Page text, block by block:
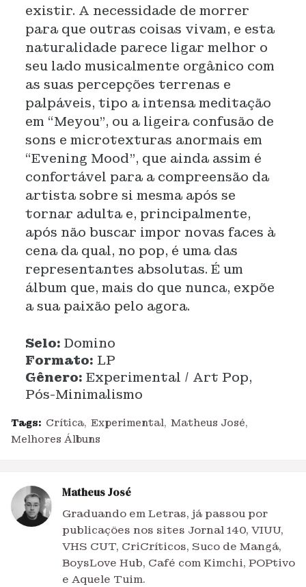
existir. A necessidade de morrer
para que outras coisas vivam, e esta
naturalidade parece ligar melhor o
seu lado musicalmente orgânico com
as suas percepções terrenas e
palpáveis, tipo a intensa meditação
em “Meyou”, ou a ligeira confusão de
sons e microtexturas anormais em
“Evening Mood”, que ainda assim é
confortável para a compreensão da
artista sobre si mesma após se
tornar adulta e, principalmente,
após não buscar impor novas faces à
cena da qual, no pop, é uma das
representantes absolutas. É um
álbum que, mais do que nunca, expõe
a sua paixão pelo agora.
Selo: Domino
Formato: LP
Gênero: Experimental / Art Pop,
Pós-Minimalismo
Tags: Crítica Experimental Matheus José
Melhores Álbuns
Matheus José
Graduando em Letras, já passou por
publicações nos sites Jornal 140, VIUU,
VHS CUT, CriCríticos, Suco de Mangá,
BoysLove Hub, Café com Kimchi, POPtivo
e Aquele Tuim.